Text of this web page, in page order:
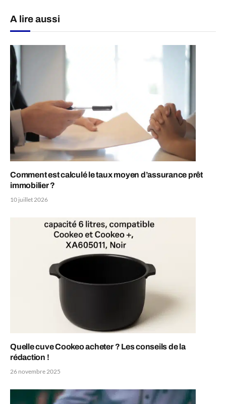
A lire aussi
Comment est calculé le taux moyen d’assurance prêt
immobilier ?
10 juillet 2026
Quelle cuve Cookeo acheter ? Les conseils de la
rédaction !
26 novembre 2025